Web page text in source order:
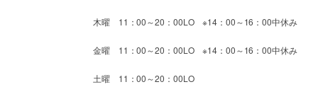
木曜 11：00～20：00LO ※14：00～16：00中休み
金曜 11：00～20：00LO ※14：00～16：00中休み
土曜 11：00～20：00LO